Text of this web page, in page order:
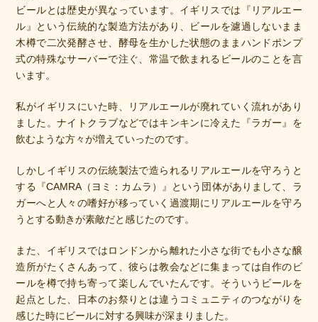
ビールとは歴史が異なっています。イギリスでは『リアルエー
ル』という伝統的な製造方法があり、ビールを濾過しないまま
木樽で二次発酵させ、酵母を生かした状態のままハンドポンプ
式の特殊なサーバーで注ぐ、常温で飲まれるビールのことを言
います。
私がイギリスにいた時、リアルエールが廃れていく流れがあり
ました。ナイトクラブなどではキンキンに冷えた『ラガー』を
飲むような方々が増えていったのです。
しかしイギリスの伝統製法で造られるリアルエールを守ろうと
する『CAMRA（ヨミ：カムラ）』という団体がありまして、ラ
ガーへと人々の嗜好が移っていく過渡期にリアルエールを守ろ
うとする動きが素敵だと感じたのです。
また、イギリスではロンドンから離れた小さな街でも小さな醸
造所がたくさんあって、彼らは教会などに集まっては自作のビ
ールを樽で持ち寄って楽しんでいたんです。そういうビールを
起点とした、日本のお祭りとは違うコミュニティのつながりを
感じた時にビールに対する興味が深まりました。